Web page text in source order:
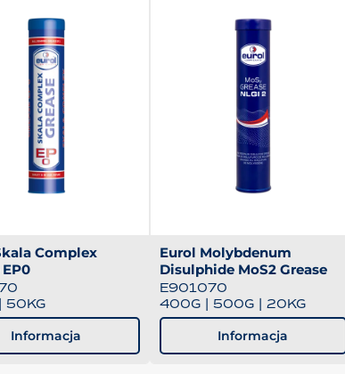
Complex
50KG
Informacja
Eurol Molybdenum
Disulphide MoS2 Grease
E901070
400G
500G 20KG
Informacja